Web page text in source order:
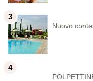
Nuovo